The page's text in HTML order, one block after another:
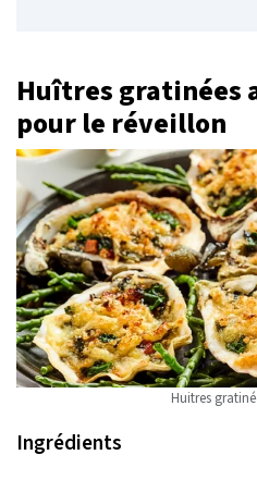
Huîtres gratinées
pour le réveillon
Huitres
Ingrédients